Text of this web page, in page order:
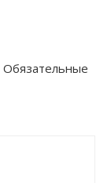
Обязательные